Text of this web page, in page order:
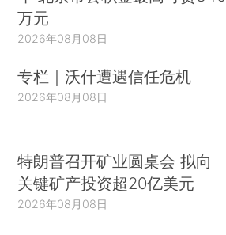
万元
2026年08月08日
专栏｜沃什遭遇信任危机
2026年08月08日
特朗普召开矿业圆桌会 拟向
关键矿产投资超20亿美元
2026年08月08日